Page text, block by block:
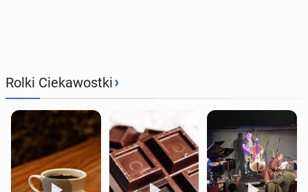
Rolki Ciekawostki›